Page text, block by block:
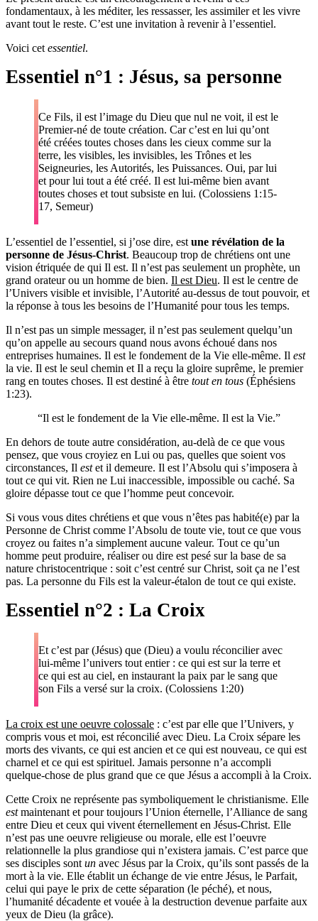
fondamentaux, à les méditer, les ressasser, les assimiler et les vivre
avant tout le reste. C’est une invitation à revenir à l’essentiel.
Voici cet essentiel.
Essentiel n°1 : Jésus, sa personne
Ce Fils, il est l’image du Dieu que nul ne voit, il est le
Premier-né de toute création. Car c’est en lui qu’ont
été créées toutes choses dans les cieux comme sur la
terre, les visibles, les invisibles, les Trônes et les
Seigneuries, les Autorités, les Puissances. Oui, par lui
et pour lui tout a été créé. Il est lui-même bien avant
toutes choses et tout subsiste en lui. (Colossiens 1:15-
17, Semeur)
L’essentiel de l’essentiel, si j’ose dire, est une révélation de la
personne de Jésus-Christ. Beaucoup trop de chrétiens ont une
vision étriquée de qui Il est. Il n’est pas seulement un prophète, un
grand orateur ou un homme de bien. Il est Dieu. Il est le centre de
l’Univers visible et invisible, l’Autorité au-dessus de tout pouvoir, et
la réponse à tous les besoins de l’Humanité pour tous les temps.
Il n’est pas un simple messager, il n’est pas seulement quelqu’un
qu’on appelle au secours quand nous avons échoué dans nos
entreprises humaines. Il est le fondement de la Vie elle-même. Il est
la vie. Il est le seul chemin et Il a reçu la gloire suprême, le premier
rang en toutes choses. Il est destiné à être tout en tous (Éphésiens
1:23).
Il est le fondement de la Vie elle-même. Il est la Vie.
En dehors de toute autre considération, au-delà de ce que vous
pensez, que vous croyiez en Lui ou pas, quelles que soient vos
circonstances, Il estet il demeure. Il est l’Absolu qui s’imposera à
tout ce qui vit. Rien ne Lui inaccessible, impossible ou caché. Sa
gloire dépasse tout ce que l’homme peut concevoir.
Si vous vous dites chrétiens et que vous n’êtes pas habité(e) par la
Personne de Christ comme l’Absolu de toute vie, tout ce que vous
croyez ou faites n’a simplement aucune valeur. Tout ce qu’un
homme peut produire, réaliser ou dire est pesé sur la base de sa
nature christocentrique : soit c’est centré sur Christ, soit ça ne l’est
pas. La personne du Fils est la valeur-étalon de tout ce qui existe.
Essentiel n°2 : La Croix
Et c’est par (Jésus) que (Dieu) a voulu réconcilier avec
lui-même l’univers tout entier : ce qui est sur la terre et
ce qui est au ciel, en instaurant la paix par le sang que
son Fils a versé sur la croix. (Colossiens 1:20)
La croix est une oeuvre colossale : c’est par elle que l’Univers, y
compris vous et moi, est réconcilié avec Dieu. La Croix sépare les
morts des vivants, ce qui est ancien et ce qui est nouveau, ce qui est
charnel et ce qui est spirituel. Jamais personne n’a accompli
quelque-chose de plus grand que ce que Jésus a accompli à la Croix.
Cette Croix ne représente pas symboliquement le christianisme. Elle
estmaintenant et pour toujours l’Union éternelle, l’Alliance de sang
entre Dieu et ceux qui vivent éternellement en Jésus-Christ. Elle
n’est pas une oeuvre religieuse ou morale, elle est l’oeuvre
relationnelle la plus grandiose qui n’existera jamais. C’est parce que
ses disciples sont un avec Jésus par la Croix, qu’ils sont passés de la
mort à la vie. Elle établit un échange de vie entre Jésus, le Parfait,
celui qui paye le prix de cette séparation (le péché), et nous,
l’humanité décadente et vouée à la destruction devenue parfaite aux
yeux de Dieu (la grâce).